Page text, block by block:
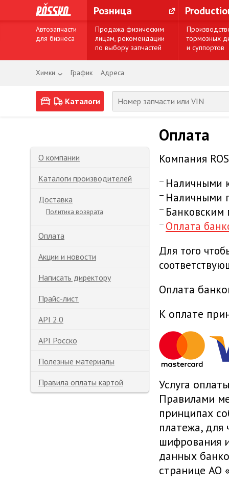
Розница
Автозапчасти
для бизнеса
Продажа физическим
лицам, рекомендации
по выбору запчастей
тормозных
и суппортов
Химки График Адреса
Каталоги
О компании
Каталоги производителей
Доставка
Политика возврата
Оплата
Акции и новости
Написать директору
Прайс-лист
API 2.0
API Росско
Полезные материалы
Правила оплаты картой
Оплата
Компания
Наличными
Наличными
Оплата
Для того
Оплата
К оплате
Услуга
Правилами
принципах
платежа,
шифрования
данных
странице АО